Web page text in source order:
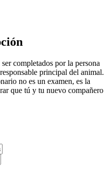
completados por la persona
principal del animal.
no es un examen, es la
que tú y tu nuevo compañero